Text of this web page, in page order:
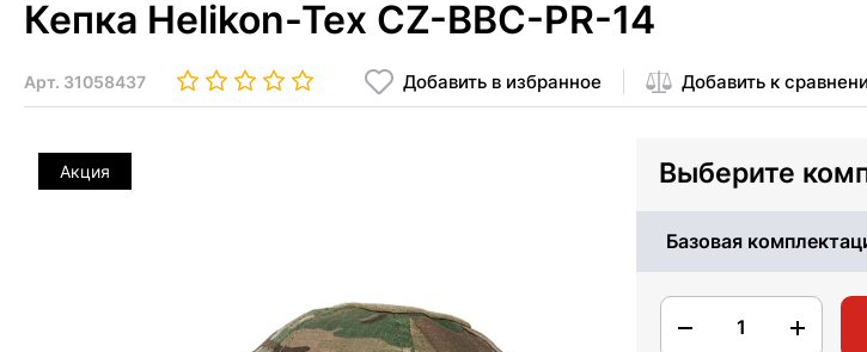
Кепка Helikon-Tex CZ-BBC-PR-14
Арт. 31058437 Добавить в избранное Добавить к
Акция Выберите
Базовая
1